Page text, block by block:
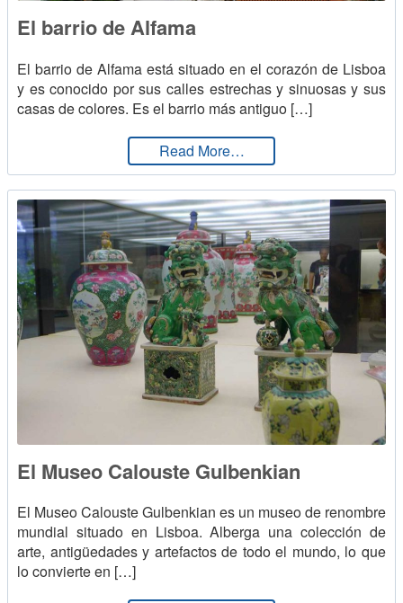
El barrio de Alfama
El barrio de Alfama está situado en el corazón de Lisboa
y es conocido por sus calles estrechas y sinuosas y sus
casas de colores. Es el barrio más antiguo […]
Read More…from El barrio de Alfama
El Museo Calouste Gulbenkian
El Museo Calouste Gulbenkian es un museo de renombre
mundial situado en Lisboa. Alberga una colección de
arte, antigüedades y artefactos de todo el mundo, lo que
lo convierte en […]